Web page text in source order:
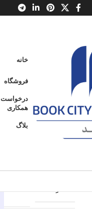
خانه
فروشگاه
درخواست
همکاری
بلاگ
بزرگسال
راه و رسم
راه رفتن